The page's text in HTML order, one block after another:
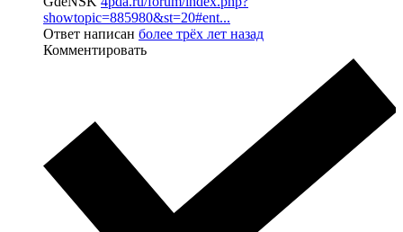
showtopic=885980&st=20#ent...
Ответ написан более трёх лет назад
Комментировать